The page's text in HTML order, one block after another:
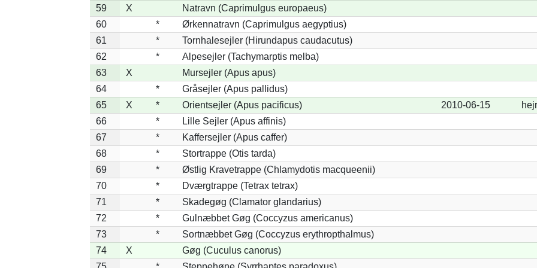
59 X
Natravn (Caprimulgus europaeus)
60
*
Ørkennatravn (Caprimulgus aegyptius)
61
*
Tornhalesejler (Hirundapus caudacutus)
62
*
Alpesejler (Tachymarptis melba)
63
X
Mursejler (Apus apus)
64
*
Gråsejler (Apus pallidus)
65
X * Orientsejler (Apus pacificus) 2010-06-15
66
*
Lille Sejler (Apus affinis)
67
*
Kaffersejler (Apus caffer)
68
*
Stortrappe (Otis tarda)
69
*
Østlig Kravetrappe (Chlamydotis macqueenii)
70
*
Dværgtrappe (Tetrax tetrax)
71
*
Skadegøg (Clamator glandarius)
72
*
Gulnæbbet Gøg (Coccyzus americanus)
73
*
Sortnæbbet Gøg (Coccyzus erythropthalmus)
74
X
Gøg (Cuculus canorus)